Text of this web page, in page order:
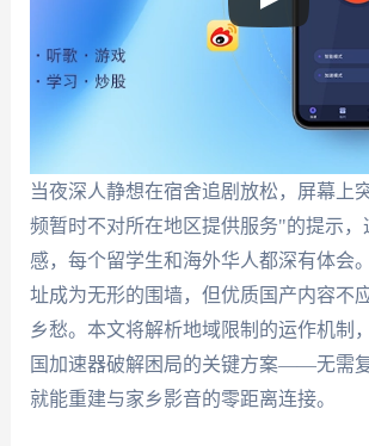
当夜深人静想在宿舍追剧放松，屏幕上
频暂时不对所在地区提供服务"的提示，
感，每个留学生和海外华人都深有体会
址成为无形的围墙，但优质国产内容不
乡愁。本文将解析地域限制的运作机制
国加速器破解困局的关键方案——无需复
就能重建与家乡影音的零距离连接。